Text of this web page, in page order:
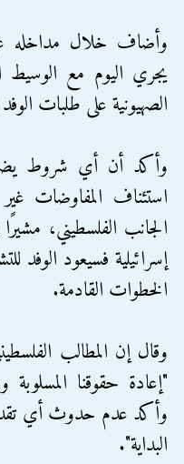
وأضاف خلال مداخله
يجري اليوم مع الوسيط
الصهيونية على طلبات
وأكد أن أي شروط
استئناف المفاوضات
الجانب الفلسطيني،
إسرائيلية فسيعود الوفد
الخطوات القادمة.
وقال إن المطالب
"إعادة حقوقنا
وأكد عدم حدوث أي تقدم
البداية".